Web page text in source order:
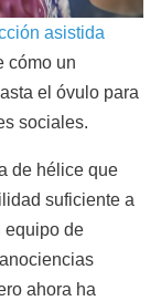
asistida
cómo un
el óvulo para
sociales.
de hélice que
suficiente a
equipo de
ahora ha